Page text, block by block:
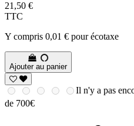
21,50 €
TTC
Y compris 0,01 € pour écotaxe
Ajouter au panier
Il n'y a pas
de 700€